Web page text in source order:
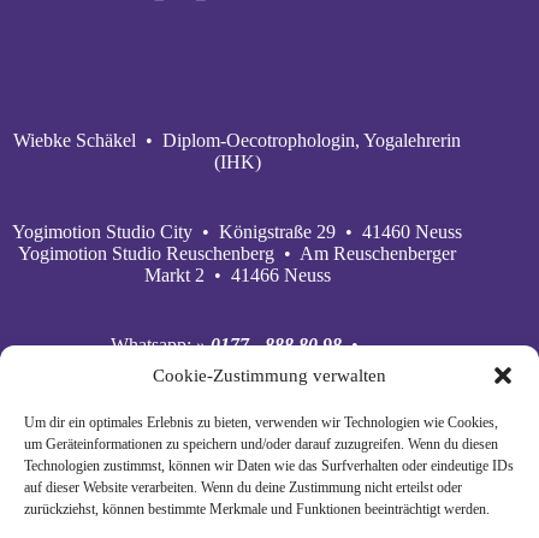
Cookie-Zustimmung verwalten
Um dir ein optimales Erlebnis zu bieten, verwenden wir Technologien wie Cookies,
um Geräteinformationen zu speichern und/oder darauf zuzugreifen. Wenn du diesen
Technologien zustimmst, können wir Daten wie das Surfverhalten oder eindeutige IDs
auf dieser Website verarbeiten. Wenn du deine Zustimmung nicht erteilst oder
zurückziehst, können bestimmte Merkmale und Funktionen beeinträchtigt werden.
Wiebke Schäkel • Diplom-Oecotrophologin, Yogalehrerin
(IHK)
Yogimotion Studio City • Königstraße 29 • 41460 Neuss
Yogimotion Studio Reuschenberg • Am Reuschenberger
Markt 2 • 41466 Neuss
Whatsapp:» 0177 - 888 80 98•
Mobil:
» 0177 - 888 80 98
E‑Mail:» wiebke@yogimotion.de•
Youtube:» yogimotion• XING:» Wiebke Schäkel